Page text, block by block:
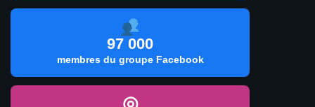
97 000
membres du groupe Facebook
◎